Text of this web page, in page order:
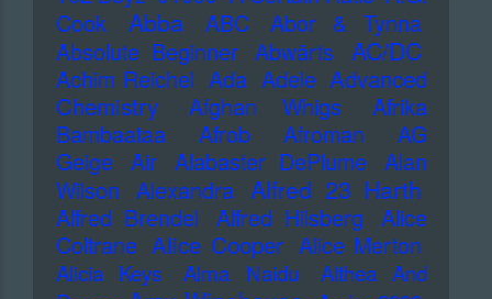
Cook
Abba ABC
Abor & Tynna
Absolute Beginner Abwärts AC/DC
Achim Reichel Ada Adele Advanced
Chemistry
Afghan Whigs
Afrika
Bambaataa
Afrob Afroman
AG
Geige
Air Alabaster DePlume
Alan
Wilson Alexandra Alfred 23 Harth
Alfred Brendel Alfred Hilsberg
Alice
Coltrane Alice Cooper Alice Merton
Alicia Keys Alma Naidu
Althea And